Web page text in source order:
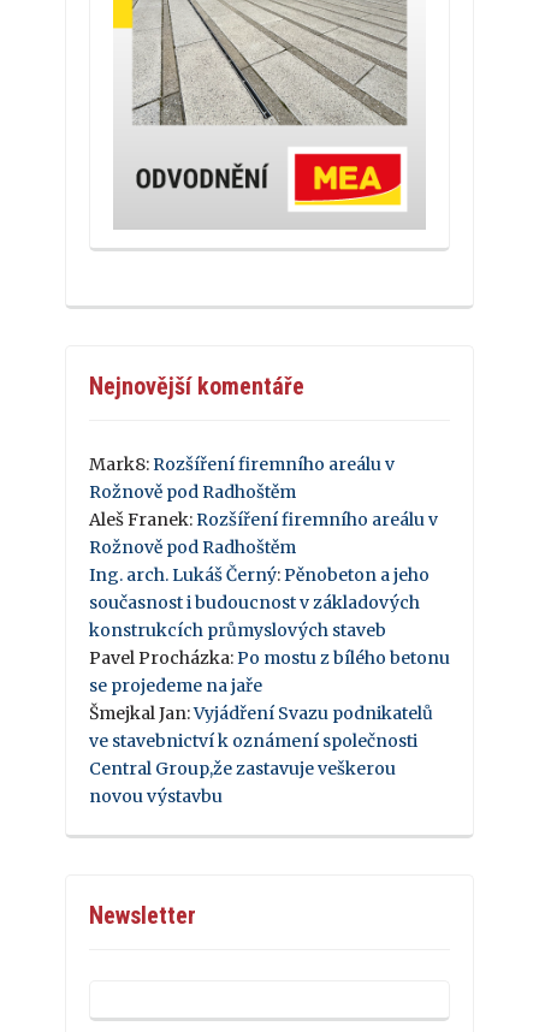
Nejnovější komentáře
Mark8: Rozšíření firemního areálu v
Rožnově pod Radhoštěm
Aleš Franek: Rozšíření firemního areálu v
Rožnově pod Radhoštěm
Ing. arch. Lukáš Černý: Pěnobeton a jeho
současnost i budoucnost v základových
konstrukcích průmyslových staveb
Pavel Procházka: Po mostu z bílého betonu
se projedeme na jaře
Šmejkal Jan:Vyjádření Svazu podnikatelů
ve stavebnictví k oznámení společnosti
Central Group,že zastavuje veškerou
novou výstavbu
Newsletter